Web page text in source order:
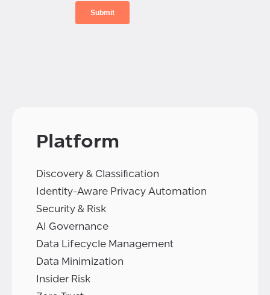
Platform
Discovery & Classification
Identity-Aware Privacy Automation
Security & Risk
AI Governance
Data Lifecycle Management
Data Minimization
Insider Risk